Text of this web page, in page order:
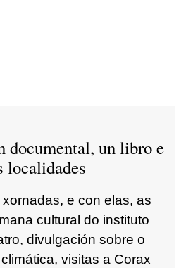
documental, un libro e
localidades
e con elas, as
cultural do instituto
divulgación sobre o
visitas a Corax